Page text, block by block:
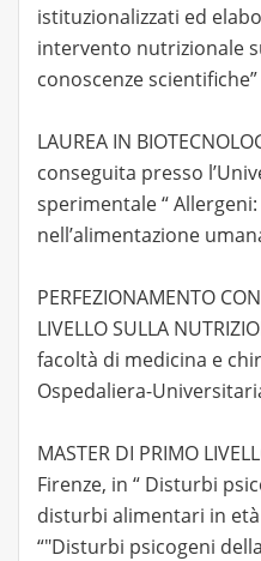
istituzionalizzati ed
intervento nutrizionale
conoscenze scientifiche”
LAUREA IN
conseguita presso
sperimentale “
nell’alimentazione
PERFEZIONAMENTO
LIVELLO SULLA
facoltà di medicina e
Ospedaliera-
MASTER DI PRIMO
Firenze, in “ Disturbi
disturbi alimentari in
“"Disturbi psicogeni